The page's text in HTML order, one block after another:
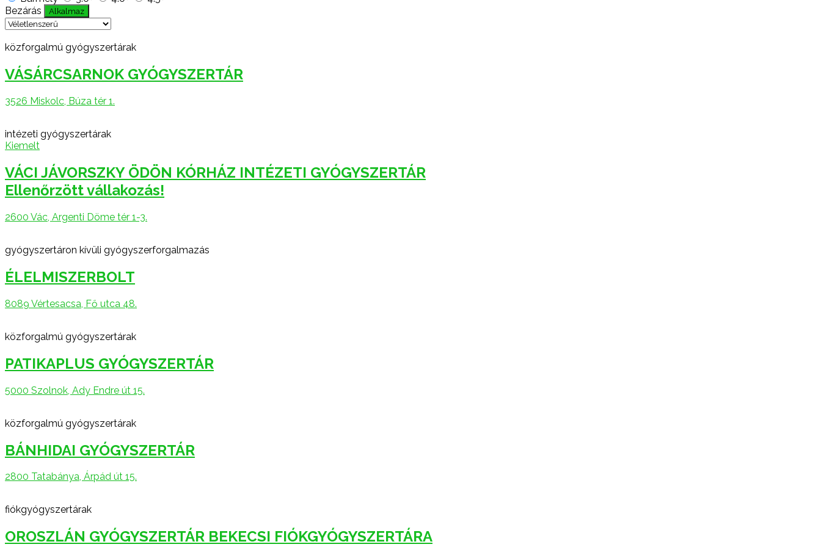
Bezárás
Alkalmaz
közforgalmú gyógyszertárak
VÁSÁRCSARNOK GYÓGYSZERTÁR
3526 Miskolc, Búza tér 1.
intézeti gyógyszertárak
Kiemelt
VÁCI JÁVORSZKY ÖDÖN KÓRHÁZ INTÉZETI GYÓGYSZERTÁR
Ellenőrzött vállakozás!
2600 Vác, Argenti Döme tér 1-3.
gyógyszertáron kívüli gyógyszerforgalmazás
ÉLELMISZERBOLT
8089 Vértesacsa, Fő utca 48.
közforgalmú gyógyszertárak
PATIKAPLUS GYÓGYSZERTÁR
5000 Szolnok, Ady Endre út 15.
közforgalmú gyógyszertárak
BÁNHIDAI GYÓGYSZERTÁR
2800 Tatabánya, Árpád út 15.
fiókgyógyszertárak
OROSZLÁN GYÓGYSZERTÁR BEKECSI FIÓKGYÓGYSZERTÁRA